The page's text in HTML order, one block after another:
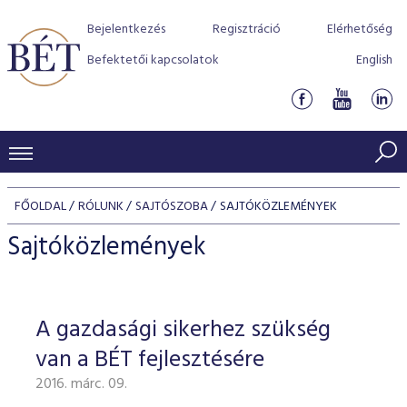
Bejelentkezés Regisztráció
Elérhetőség
Befektetői kapcsolatok
English
KERESKEDÉSI ADATOK
INDEXEK
Jelzáloglevél indexek
Vállalati kötvény indexek
Azonnali Piac
Részvények
Származékos piac
BEFEKTETŐK
Részvény szekció
Hitelpapír szekció
BÉT szabályzatok
Befektetővédelem
Alkalmazott díjstruktúra
Elszámolás
Részvény és vállalati kötvény tőzsdei bevezetését
program
BÉT Xtend - Részvénypiac egyszerűen
TŐZSDETAGOK
Tőzsdetagok, üzletkötők
VENDOROK
FŐOLDAL RÓLUNK SAJTÓSZOBA SAJTÓKÖZLEMÉNYEK
Sajtóközlemények
A gazdasági sikerhez szükség
van a BÉT fejlesztésére
2016. márc. 09.